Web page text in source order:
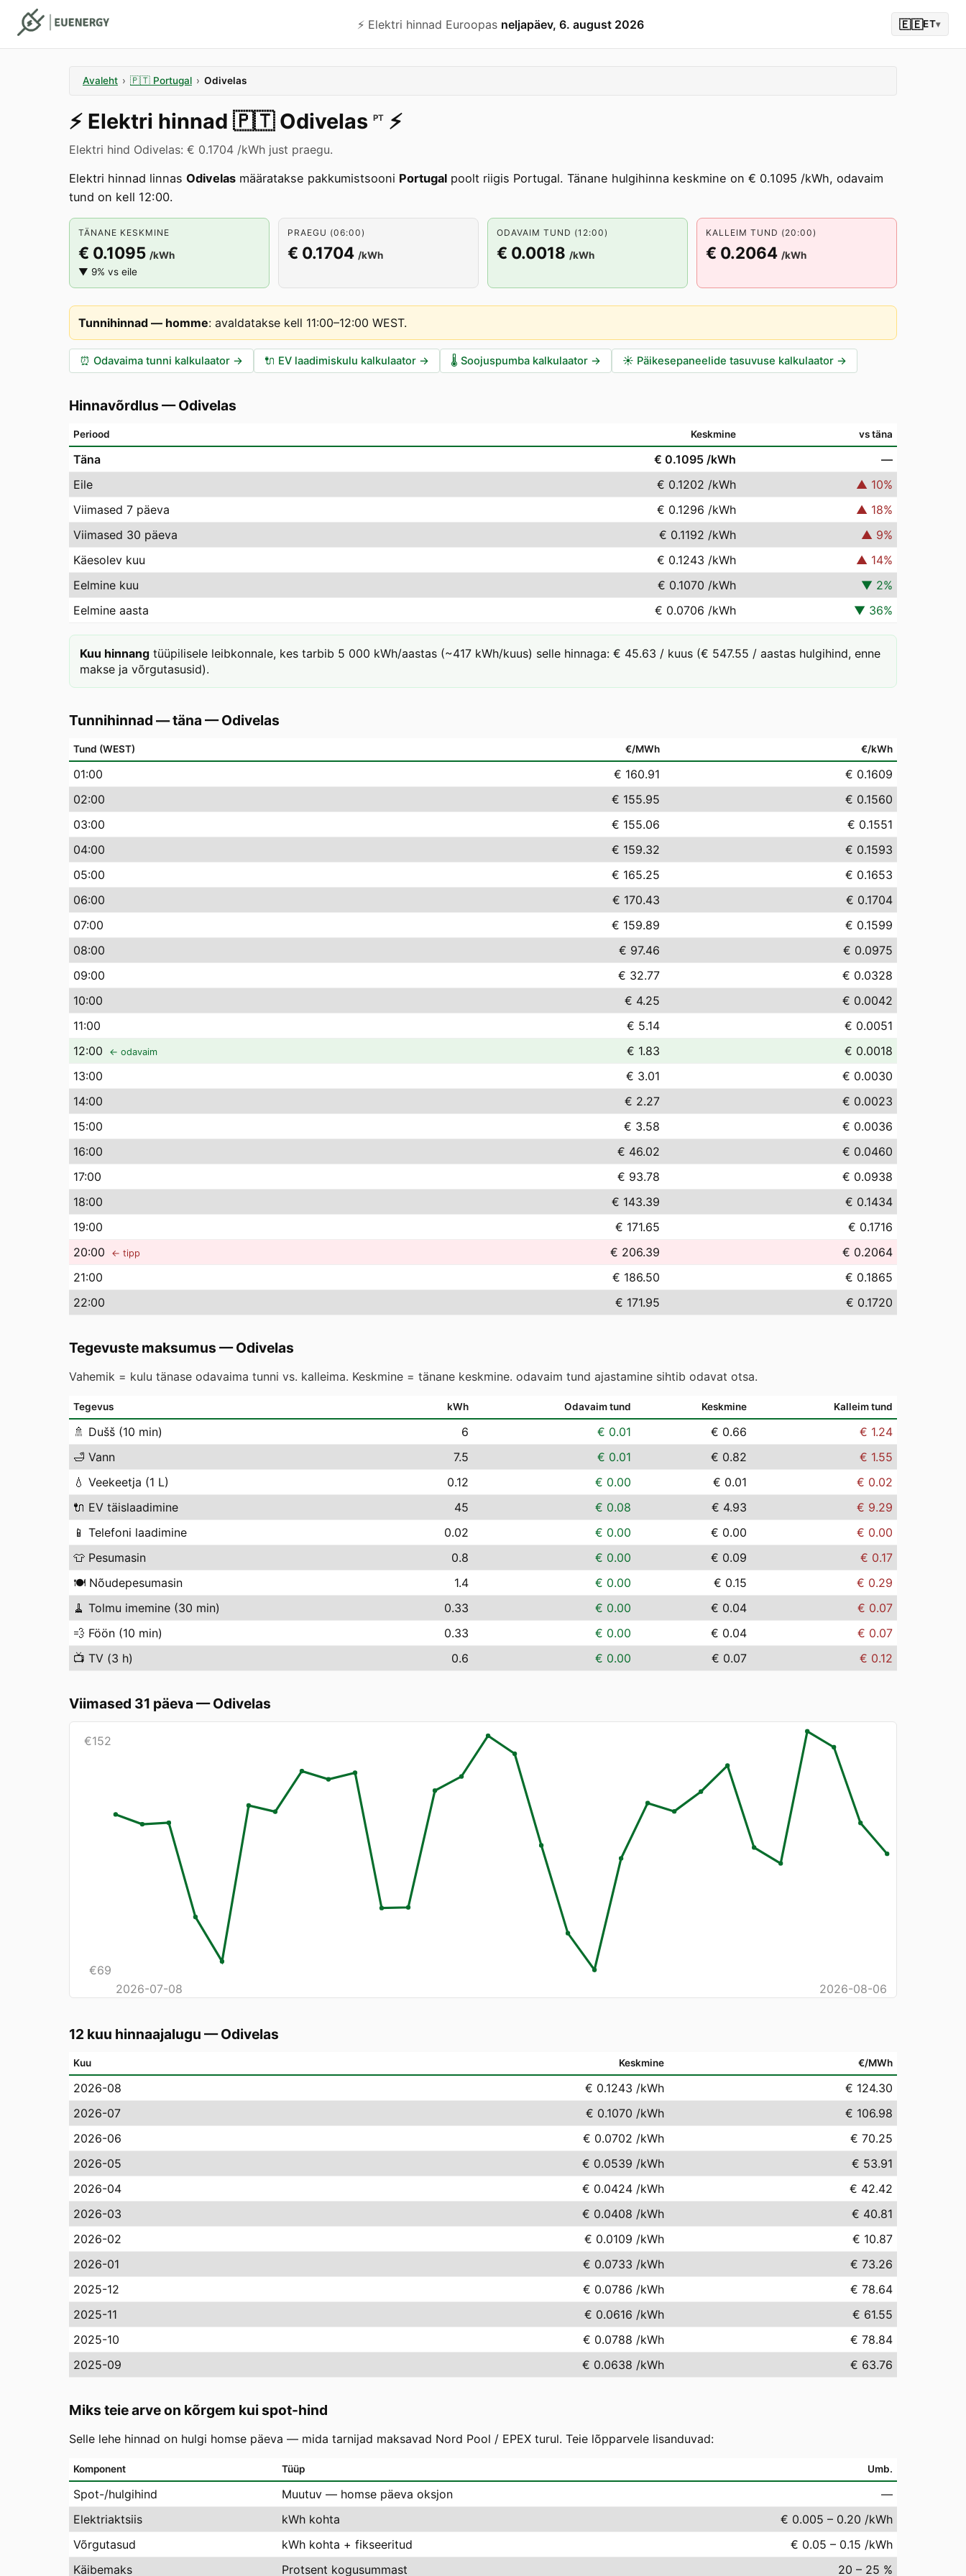
⚡️ Elektri hinnad Euroopas neljapäev, 6. august 2026 🇪🇪ET▾
Avaleht › 🇵🇹 Portugal › Odivelas
⚡️ Elektri hinnad 🇵🇹 Odivelas PT ⚡️
Elektri hind Odivelas: € 0.1704 /kWh just praegu.
Elektri hinnad linnas Odivelas määratakse pakkumistsooni Portugal poolt riigis Portugal. Tänane hulgihinna keskmine on € 0.1095 /kWh, odavaim
tund on kell 12:00.
TÄNANE KESKMINE
€ 0.1095 /kWh
▼ 9% vs eile
PRAEGU (06:00)
€ 0.1704 /kWh
ODAVAIM TUND (12:00)
€ 0.0018 /kWh
KALLEIM TUND (20:00)
€ 0.2064 /kWh
Tunnihinnad — homme: avaldatakse kell 11:00–12:00 WEST.
⏰ Odavaima tunni kalkulaator → 🔌 EV laadimiskulu kalkulaator → 🌡️ Soojuspumba kalkulaator → ☀️ Päikesepaneelide tasuvuse kalkulaator →
Hinnavõrdlus —Odivelas
Periood Keskmine vs täna
Täna € 0.1095 /kWh
—
Eile
€ 0.1202 /kWh ▲ 10%
Viimased 7 päeva
€ 0.1296 /kWh ▲ 18%
Viimased 30 päeva
€ 0.1192 /kWh ▲ 9%
Käesolev kuu
€ 0.1243 /kWh ▲ 14%
Eelmine kuu
€ 0.1070 /kWh ▼ 2%
Eelmine aasta
€ 0.0706 /kWh ▼ 36%
Kuu hinnang tüüpilisele leibkonnale, kes tarbib 5 000 kWh/aastas (~417 kWh/kuus) selle hinnaga: € 45.63 / kuus (€ 547.55 / aastas hulgihind, enne
makse ja võrgutasusid).
Tunnihinnad — täna —Odivelas
Tund (WEST) €/MWh €/kWh
01:00 € 160.91
€ 0.1609
02:00 € 155.95
€ 0.1560
03:00 € 155.06
€ 0.1551
04:00 € 159.32
€ 0.1593
05:00 € 165.25
€ 0.1653
06:00 € 170.43
€ 0.1704
07:00 € 159.89
€ 0.1599
08:00 € 97.46
€ 0.0975
09:00 € 32.77
€ 0.0328
10:00 € 4.25
€ 0.0042
11:00 € 5.14
€ 0.0051
12:00 ← odavaim € 1.83
€ 0.0018
13:00 € 3.01
€ 0.0030
14:00 € 2.27
€ 0.0023
15:00 € 3.58
€ 0.0036
16:00 € 46.02
€ 0.0460
17:00 € 93.78
€ 0.0938
18:00 € 143.39
€ 0.1434
19:00 € 171.65
€ 0.1716
20:00 ← tipp € 206.39
€ 0.2064
21:00 € 186.50
€ 0.1865
22:00 € 171.95 € 0.1720
Tegevuste maksumus —Odivelas
Vahemik = kulu tänase odavaima tunni vs. kalleima. Keskmine = tänane keskmine. odavaim tund ajastamine sihtib odavat otsa.
Tegevus kWh Odavaim tund Keskmine Kalleim tund
🚿 Dušš (10 min) 6 € 0.01 € 0.66
€ 1.24
🛁 Vann 7.5 € 0.01 € 0.82
€ 1.55
💧 Veekeetja (1 L) 0.12 € 0.00 € 0.01
€ 0.02
🔌 EV täislaadimine 45 € 0.08 € 4.93
€ 9.29
📱 Telefoni laadimine 0.02 € 0.00 € 0.00
€ 0.00
👕 Pesumasin 0.8 € 0.00 € 0.09
€ 0.17
🍽️ Nõudepesumasin 1.4 € 0.00 € 0.15
€ 0.29
🧹 Tolmu imemine (30 min) 0.33 € 0.00 € 0.04
€ 0.07
💨 Föön (10 min) 0.33 € 0.00 € 0.04
€ 0.07
📺 TV (3 h) 0.6 € 0.00 € 0.07 € 0.12
Viimased 31 päeva —Odivelas
€152
€69
2026-07-08
2026-08-06
12 kuu hinnaajalugu —Odivelas
Kuu Keskmine €/MWh
2026-08 € 0.1243 /kWh
€ 124.30
2026-07
€ 0.1070 /kWh
€ 106.98
2026-06
€ 0.0702 /kWh
€ 70.25
2026-05
€ 0.0539 /kWh
€ 53.91
2026-04
€ 0.0424 /kWh
€ 42.42
2026-03
€ 0.0408 /kWh
€ 40.81
2026-02
€ 0.0109 /kWh
€ 10.87
2026-01
€ 0.0733 /kWh
€ 73.26
2025-12
€ 0.0786 /kWh
€ 78.64
2025-11
€ 0.0616 /kWh
€ 61.55
2025-10
€ 0.0788 /kWh
€ 78.84
2025-09
€ 0.0638 /kWh € 63.76
Miks teie arve on kõrgem kui spot-hind
Selle lehe hinnad on hulgi homse päeva — mida tarnijad maksavad Nord Pool / EPEX turul. Teie lõpparvele lisanduvad:
Komponent Tüüp Umb.
Spot-/hulgihind Muutuv — homse päeva oksjon
—
Elektriaktsiis
kWh kohta
€ 0.005 – 0.20 /kWh
Võrgutasud
kWh kohta + fikseeritud
€ 0.05 – 0.15 /kWh
Käibemaks
Protsent kogusummast 20 – 25 %